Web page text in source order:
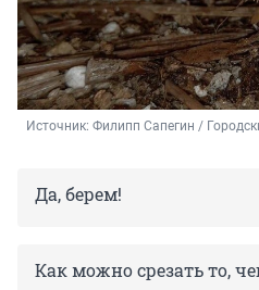
Источник: Филипп Сапегин /
Да, берем!
Как можно срезать то,